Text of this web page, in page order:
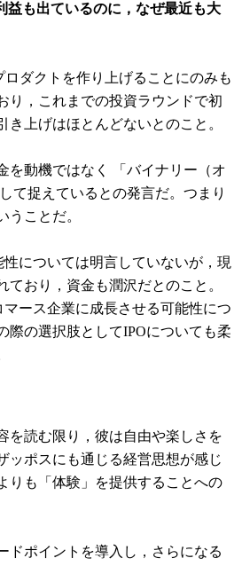
益も出ているのに，なぜ最近も大
ロダクトを作り上げることにのみも
り，これまでの投資ラウンドで初
き上げはほとんどないとのこと。
を動機ではなく 「バイナリー（オ
て捉えているとの発言だ。つまり
うことだ。
については明言していないが，現
ており，資金も潤沢だとのこと。
ース企業に成長させる可能性につ
際の選択肢としてIPOについても柔
を読む限り，彼は自由や楽しさを
ッポスにも通じる経営思想が感じ
りも「体験」を提供することへの
ドポイントを導入し，さらになる